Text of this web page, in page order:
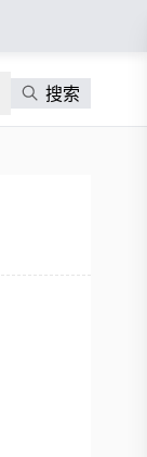
搜索